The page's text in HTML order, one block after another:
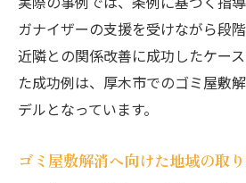
ガナイザーの支援を受けながら段
近隣との関係改善に成功したケー
た成功例は、厚木市でのゴミ屋敷
デルとなっています。
ゴミ屋敷解消へ向けた地域の取